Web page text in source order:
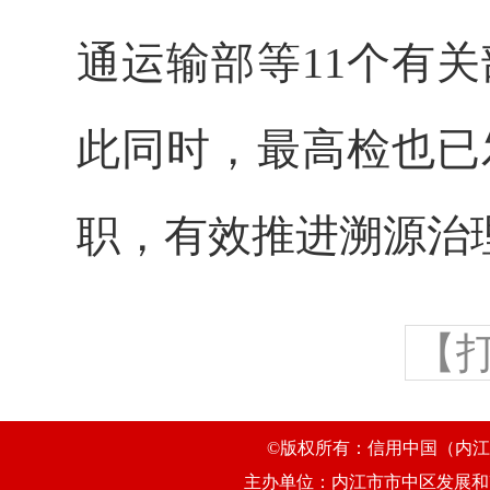
通运输部等11个有
此同时，最高检也
职，有效推进溯源治
【
©版权所有：信用中国（内
主办单位：内江市市中区发展